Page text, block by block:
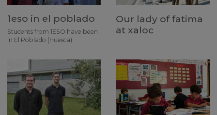
1eso in el poblado
Students from 1ESO have been
in El Poblado (Huesca)
Our lady of fatima
at xaloc